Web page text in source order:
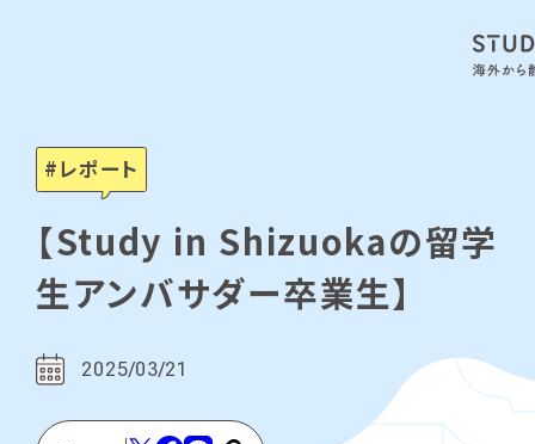
レポート
【Study in Shizuokaの留学
生アンバサダー卒業生】
2025/03/21